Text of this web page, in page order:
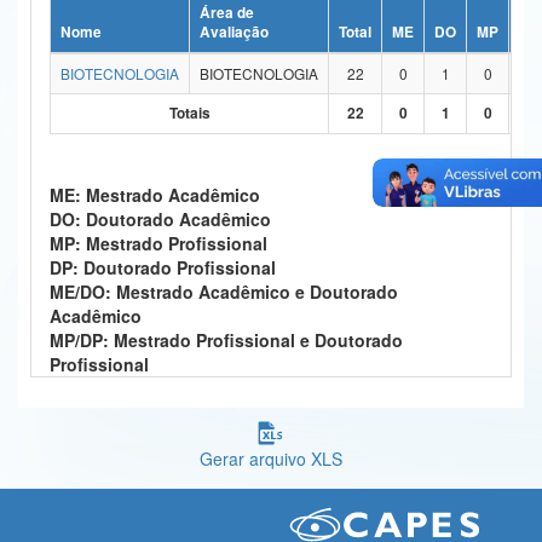
Ministério da Ciência, Tecnologia, Inovações e Comunicações
Ministério do Meio Ambiente
Controladoria-Geral da União
Ministério da Mulher, da Família e dos Direitos Humanos
Secretaria-Geral
Secretaria de Governo
Nome
Área de
Avaliação
Total ME DO MP
BIOTECNOLOGIA
BIOTECNOLOGIA 22 0 1 0
Totais
22 0 1 0
ME: Mestrado Acadêmico
DO: Doutorado Acadêmico
MP: Mestrado Profissional
DP: Doutorado Profissional
ME/DO: Mestrado Acadêmico e Doutorado
Acadêmico
MP/DP: Mestrado Profissional e Doutorado
Profissional
Gerar arquivo XLS